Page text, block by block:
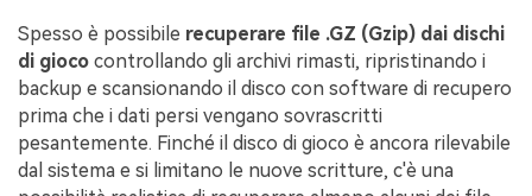
Spesso è possibile recuperare file .GZ (Gzip) dai dischi
di gioco controllando gli archivi rimasti, ripristinando i
backup e scansionando il disco con software di recupero
prima che i dati persi vengano sovrascritti
pesantemente. Finché il disco di gioco è ancora rilevabile
dal sistema e si limitano le nuove scritture, c'è una